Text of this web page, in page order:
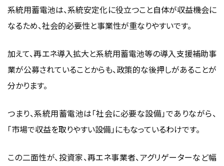
系統用蓄電池は、系統安定化に役立つこと自体が収益機会に
なるため、社会的必要性と事業性が重なりやすいです。
加えて、再エネ導入拡大と系統用蓄電池等の導入支援補助事
業が公募されていることからも、政策的な後押しがあることが
分かります。
つまり、系統用蓄電池は「社会に必要な設備」でありながら、
「市場で収益を取りやすい設備」にもなっているわけです。
この二面性が、投資家、再エネ事業者、アグリゲーターなど幅